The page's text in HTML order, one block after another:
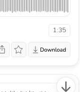
1:35